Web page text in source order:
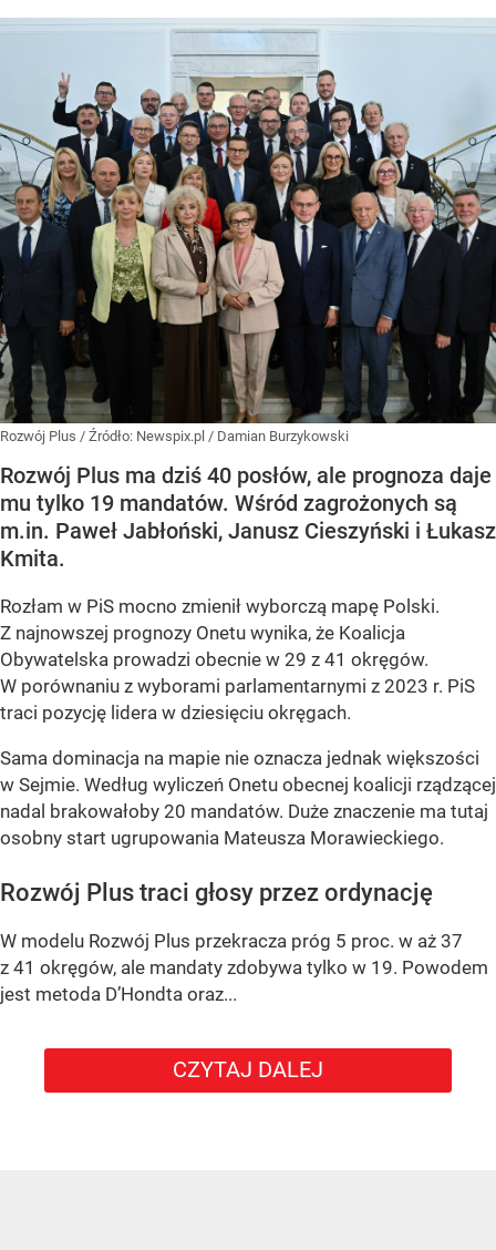
Rozwój Plus / Źródło: Newspix.pl / Damian Burzykowski
Rozwój Plus ma dziś 40 posłów, ale prognoza daje
mu tylko 19 mandatów. Wśród zagrożonych są
m.in. Paweł Jabłoński, Janusz Cieszyński i Łukasz
Kmita.
Rozłam w PiS mocno zmienił wyborczą mapę Polski.
Z najnowszej prognozy Onetu wynika, że Koalicja
Obywatelska prowadzi obecnie w 29 z 41 okręgów.
W porównaniu z wyborami parlamentarnymi z 2023 r. PiS
traci pozycję lidera w dziesięciu okręgach.
Sama dominacja na mapie nie oznacza jednak większości
w Sejmie. Według wyliczeń Onetu obecnej koalicji rządzącej
nadal brakowałoby 20 mandatów. Duże znaczenie ma tutaj
osobny start ugrupowania Mateusza Morawieckiego.
Rozwój Plus traci głosy przez ordynację
W modelu Rozwój Plus przekracza próg 5 proc. w aż 37
z 41 okręgów, ale mandaty zdobywa tylko w 19. Powodem
jest metoda D’Hondta oraz...
CZYTAJ DALEJ